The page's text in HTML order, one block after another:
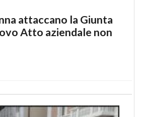
attaccano la Giunta
Atto aziendale non